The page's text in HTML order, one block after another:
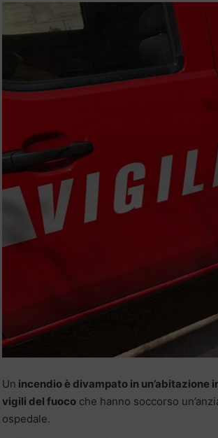
Un incendio è divampato in un’abitazione
vigili del fuoco che hanno soccorso
ospedale.